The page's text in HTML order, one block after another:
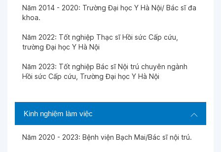
Năm 2014 - 2020: Trường Đại học Y Hà Nội/ Bác sĩ đa
khoa.
Năm 2022: Tốt nghiệp Thạc sĩ Hồi sức Cấp cứu,
trường Đại học Y Hà Nội
Năm 2023: Tốt nghiệp Bác sĩ Nội trú chuyên ngành
Hồi sức Cấp cứu, Trường Đại học Y Hà Nội
Kinh nghiệm làm việc
Năm 2020 - 2023: Bệnh viện Bạch Mai/Bác sĩ nội trú.